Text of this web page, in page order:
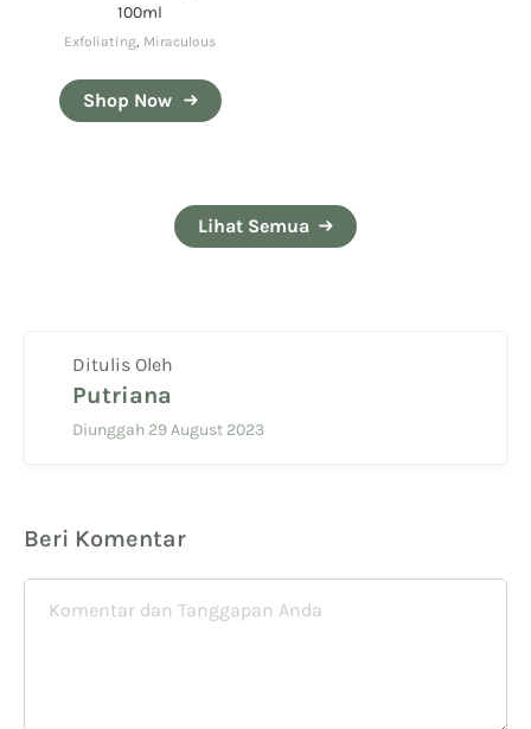
100ml
Exfoliating Miraculous
Shop Now
Lihat Semua
Ditulis Oleh
Putriana
Diunggah 29 August 2023
Beri Komentar